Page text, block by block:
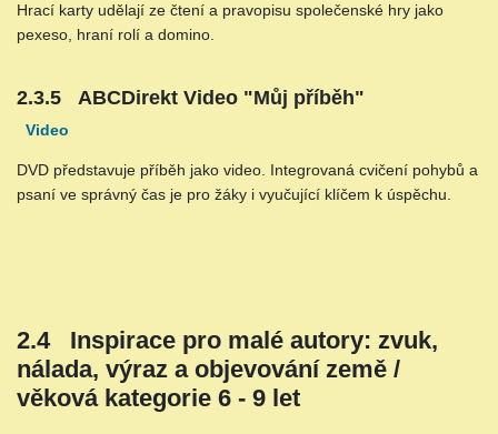
Hrací karty udělají ze čtení a pravopisu společenské hry jako
pexeso, hraní rolí a domino.
2.3.5 ABCDirekt Video "Můj příběh"
Video
DVD představuje příběh jako video. Integrovaná cvičení pohybů a
psaní ve správný čas je pro žáky i vyučující klíčem k úspěchu.
2.4 Inspirace pro malé autory: zvuk,
nálada, výraz a objevování země /
věková kategorie 6 - 9 let